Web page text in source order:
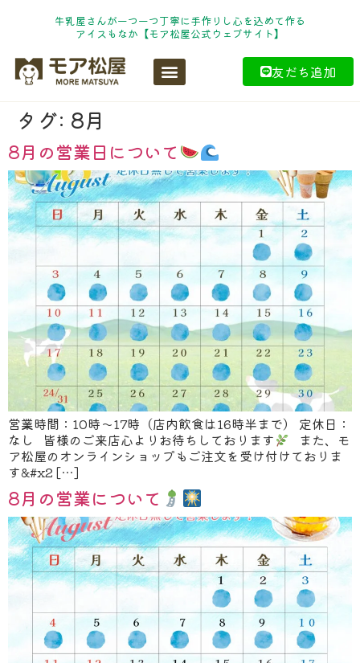
牛乳屋さんが一つ一つ丁寧に手作りし心を込めて作る
アイスもなか【モア松屋公式ウェブサイト】
友だち追加
タグ: 8月
8月の営業日について
営業時間：10時～17時（店内飲食は16時半まで） 定休日：
なし 皆様のご来店心よりお待ちしております
また、モ
ア松屋のオンラインショップもご注文を受け付けておりま
す&#x2 […]
8月の営業について